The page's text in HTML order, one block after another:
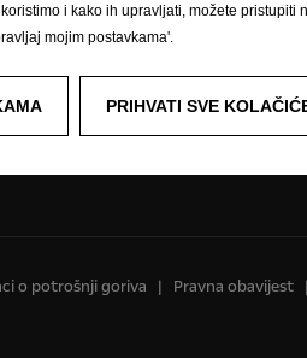
Opel lifestyle shop
Opel post
Opel Experimental
o potrošnji goriva Pravna obavijest
i kako ih upravljati, možete pristupiti
mojim postavkama'.
PRIHVATI SVE